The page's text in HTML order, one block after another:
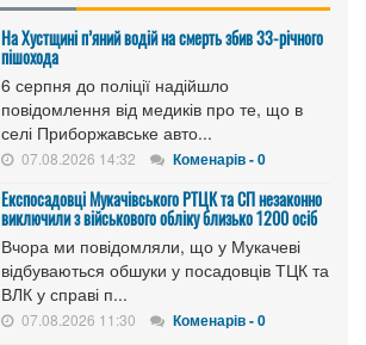
На Хустщині п’яний водій на смерть збив 33-річного
пішохода
6 серпня до поліції надійшло
повідомлення від медиків про те, що в
селі Приборжавське авто...
07.08.2026 14:32 Коменарів - 0
Експосадовці Мукачівського РТЦК та СП незаконно
виключили з військового обліку близько 1200 осіб
Вчора ми повідомляли, що у Мукачеві
відбуваються обшуки у посадовців ТЦК та
ВЛК у справі п...
07.08.2026 11:30 Коменарів - 0